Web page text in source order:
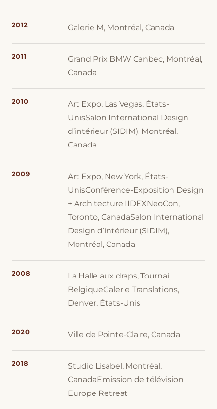
2012 Galerie M, Montréal, Canada
2011
Grand Prix BMW Canbec, Montréal,
Canada
2010
Art Expo, Las Vegas, États-
UnisSalon International Design
d’intérieur (SIDIM), Montréal,
Canada
2009
Art Expo, New York, États-
UnisConférence-Exposition Design
+ Architecture IIDEXNeoCon,
Toronto, CanadaSalon International
Design d’intérieur (SIDIM),
Montréal, Canada
2008
La Halle aux draps, Tournai,
BelgiqueGalerie Translations,
Denver, États-Unis
2020 Ville de Pointe-Claire, Canada
2018
Studio Lisabel, Montréal,
CanadaÉmission de télévision
Europe Retreat